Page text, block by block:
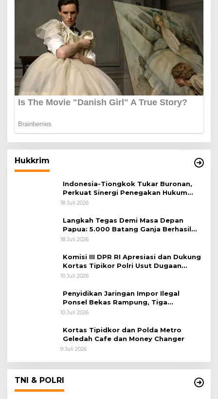
Hukkrim
Indonesia-Tiongkok Tukar Buronan,
Perkuat Sinergi Penegakan Hukum
Lintas Negara
18 Juli 2026
Langkah Tegas Demi Masa Depan
Papua: 5.000 Batang Ganja Berhasil
Diungkap Koops TNI Habema
18 Juli 2026
Komisi III DPR RI Apresiasi dan Dukung
Kortas Tipikor Polri Usut Dugaan
Korupsi Batu Bara
10 Juli 2026
Penyidikan Jaringan Impor Ilegal
Ponsel Bekas Rampung, Tiga
Tersangka Sudah P-21 dan Satu Buron
10 Juli 2026
Kortas Tipidkor dan Polda Metro
Geledah Cafe dan Money Changer
9 Juli 2026
TNI & POLRI